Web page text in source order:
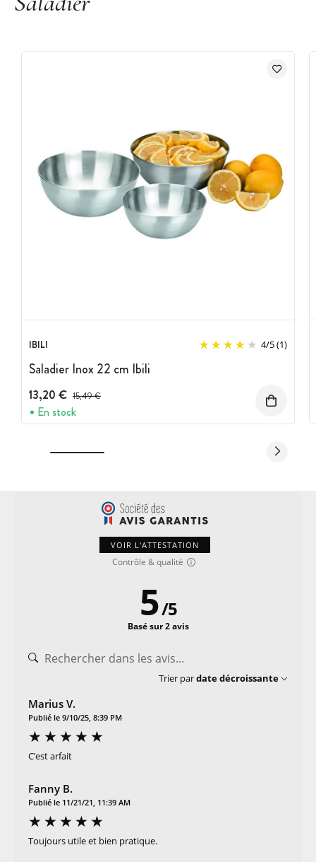
IBILI 4/5(1)
Saladier Inox 22 cm Ibili
13,20 € Prix avant réduction :
15,49 €
En stock
VOIR L'ATTESTATION
Contrôle & qualité
5/5
Basé sur 2 avis
Trier pardate décroissante
Marius V.
Publié le 9/10/25, 8:39 PM
C’est arfait
Fanny B.
Publié le 11/21/21, 11:39 AM
Toujours utile et bien pratique.